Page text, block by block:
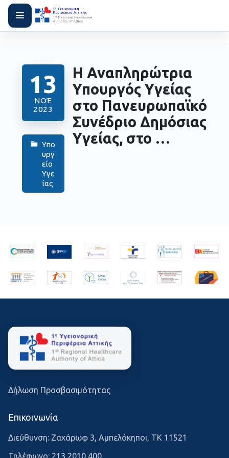
13
ΝΟΈ
2023
Υπο
υργ
είο
Υγε
ίας
Η Αναπληρώτρια
Υπουργός Υγείας
στο Πανευρωπαϊκό
Συνέδριο Δημόσιας
Υγείας, στο …
Δήλωση Προσβασιμότητας
Επικοινωνία
Διεύθυνση: Ζαχάρωφ 3, Αμπελόκηποι, ΤΚ 11521
Τηλέφωνο: 213 2010 400